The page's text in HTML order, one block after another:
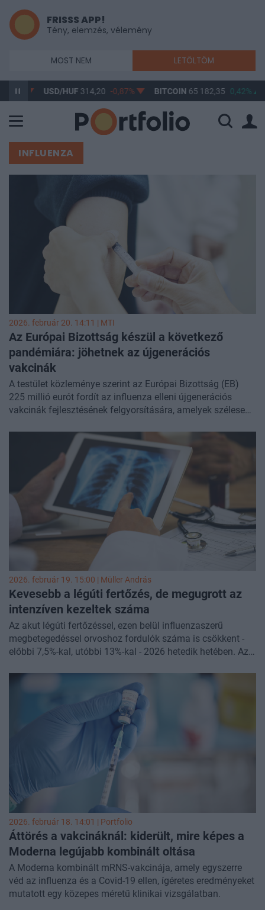
FRISSS APP!
Tény, elemzés, vélemény
MOST NEM LETÖLTÖM
USD/HUF 314,20 -0,87% BITCOIN 65 182,35 0,42% BUX
INFLUENZA
2026. február 20. 14:11 | MTI
Az Európai Bizottság készül a következő
pandémiára: jöhetnek az újgenerációs
vakcinák
A testület közleménye szerint az Európai Bizottság (EB)
225 millió eurót fordít az influenza elleni újgenerációs
vakcinák fejlesztésének felgyorsítására, amelyek szélesebb
szemben, és egy esetleges világjárvány esetén gyorsan
2026. február 19. 15:00 | Müller András
Kevesebb a légúti fertőzés, de megugrott az
intenzíven kezeltek száma
Az akut légúti fertőzéssel, ezen belül influenzaszerű
megbetegedéssel orvoshoz fordulók száma is csökkent -
előbbi 7,5%-kal, utóbbi 13%-kal - 2026 hetedik hetében. Az
kevesebben voltak kórházban súlyos akut légúti
fertőzéssel, az intenzív / szubintenzív ellátást igénylők
száma 41%-kal emelkedett. 126 ezernél is több gyerekkel
fordultak szüleik orvoshoz légúti fertőzés miatt, ám ez
mintegy 14 ezres csökkenést jelent az előző héthez képest.
2026. február 18. 14:01 | Portfolio
Áttörés a vakcináknál: kiderült, mire képes a
Moderna legújabb kombinált oltása
A Moderna kombinált mRNS-vakcinája, amely egyszerre
véd az influenza és a Covid-19 ellen, ígéretes eredményeket
mutatott egy közepes méretű klinikai vizsgálatban.